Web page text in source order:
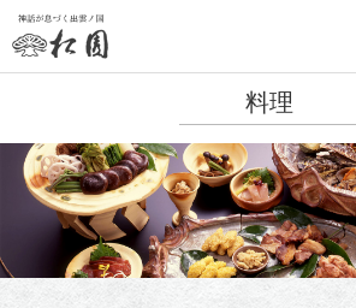
神話が息づく出雲ノ国 古代ロマンの宿 松園
料理